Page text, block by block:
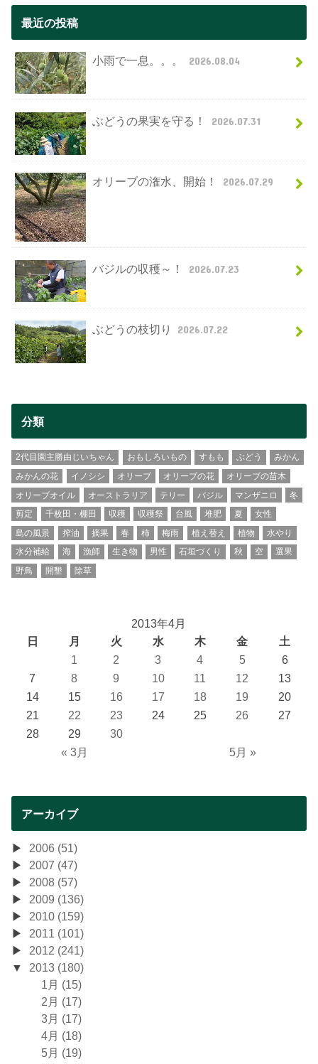
最近の投稿
小雨で一息。。。 2026.08.04
ぶどうの果実を守る！ 2026.07.31
オリーブの潅水、開始！ 2026.07.29
バジルの収穫～！ 2026.07.23
ぶどうの枝切り 2026.07.22
分類
2代目園主勝由じいちゃん おもしろいもの すもも ぶどう
みかん
みかんの花
イノシシ オリーブ オリーブの花
オリーブの苗木
オリーブオイル
オーストラリア テリー バジル マンザニロ
冬
剪定
千枚田・棚田 収穫 収穫祭 台風 堆肥 夏
女性
島の風景
搾油 摘果 春 柿 梅雨 植え替え 植物
水やり
水分補給
海 漁師 生き物 男性 石垣づくり 秋 空
選果
野鳥
開墾 除草
2013年4月
日
月 火 水 木 金 土
« 3月 5月 »
1 2 3 4 5
6
7
8 9 10 11 12
13
14
15 16 17 18 19
20
21
22 23 24 25 26
27
28
29 30
アーカイブ
2006 (51)
2007 (47)
2008 (57)
2009 (136)
2010 (159)
2011 (101)
2012 (241)
2013 (180)
1月 (15)
2月 (17)
3月 (17)
4月 (18)
5月 (19)